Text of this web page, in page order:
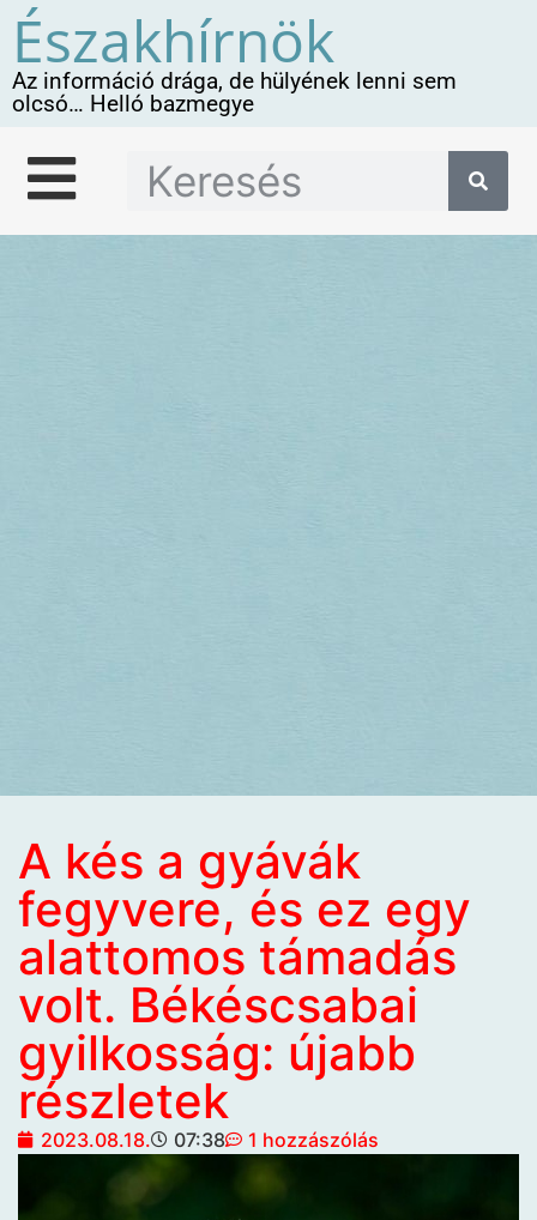
Északhírnök
Az információ drága, de hülyének lenni sem
olcsó… Helló bazmegye
A kés a gyávák
fegyvere, és ez egy
alattomos támadás
volt. Békéscsabai
gyilkosság: újabb
részletek
2023.08.18. 07:38 1 hozzászólás